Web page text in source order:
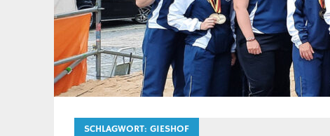
SCHLAGWORT: GIESHOF